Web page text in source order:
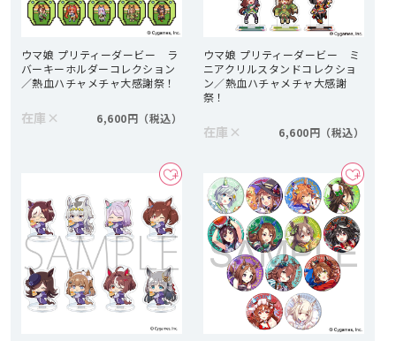
ウマ娘 プリティーダービー ラ
バーキーホルダーコレクション
／熱血ハチャメチャ大感謝祭！
在庫 × 6,600円
ウマ娘 プリティーダービー ミ
ニアクリルスタンドコレクショ
ン／熱血ハチャメチャ大感謝
祭！
在庫 × 6,600円